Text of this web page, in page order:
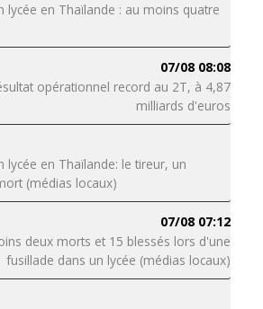
lycée en Thaïlande : au moins quatre
07/08 08:08
opérationnel record au 2T, à 4,87
milliards d'euros
lycée en Thaïlande: le tireur, un
(médias locaux)
07/08 07:12
deux morts et 15 blessés lors d'une
fusillade dans un lycée (médias locaux)